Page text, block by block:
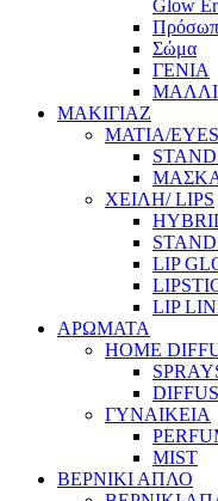
Glow
Σώμα
ΓΕΝΙΑ
ΜΑΚΙΓΙΑΖ
ΜΑΤΙΑ/EYES
ΧΕΙΛΗ/ LIPS
LIP
LIP
ΑΡΩΜΑΤΑ
HOME
ΓΥΝΑΙΚΕΙΑ
MIST
ΒΕΡΝΙΚΙ ΑΠΛΟ